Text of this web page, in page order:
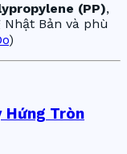
(PP),
Bản và phù
)
Hứng Tròn